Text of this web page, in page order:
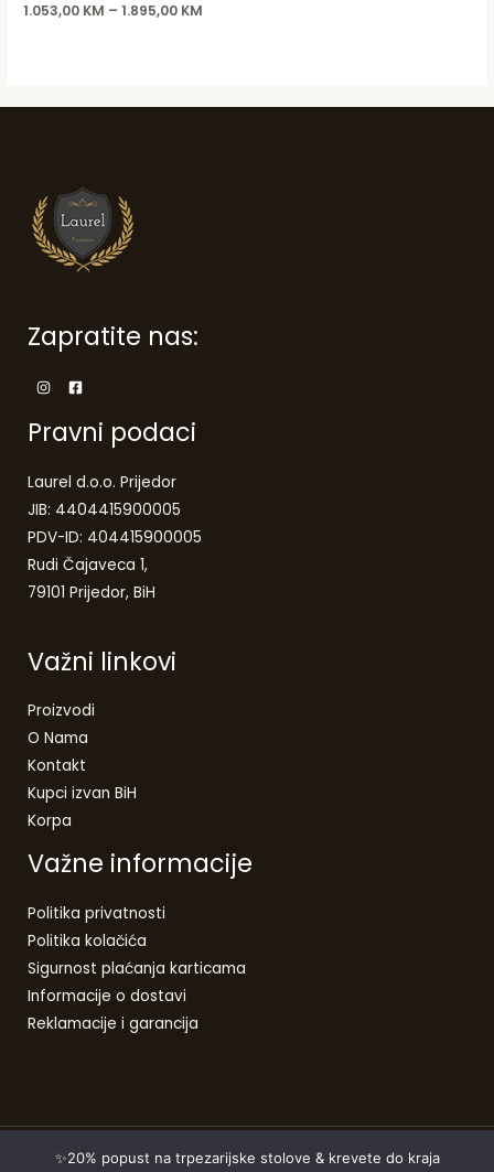
1.053,00 KM –1.895,00 KM
Zapratite nas:
Pravni podaci
Laurel d.o.o. Prijedor
JIB: 4404415900005
PDV-ID: 404415900005
Rudi Čajaveca 1,
79101 Prijedor, BiH
Važni linkovi
Proizvodi
O Nama
Kontakt
Kupci izvan BiH
Korpa
Važne informacije
Politika privatnosti
Politika kolačića
Sigurnost plaćanja karticama
Informacije o dostavi
Reklamacije i garancija
Copyright © 2026 | Laurel Furniture - Home Decor centar
✨20% popust na trpezarijske stolove & krevete do kraja